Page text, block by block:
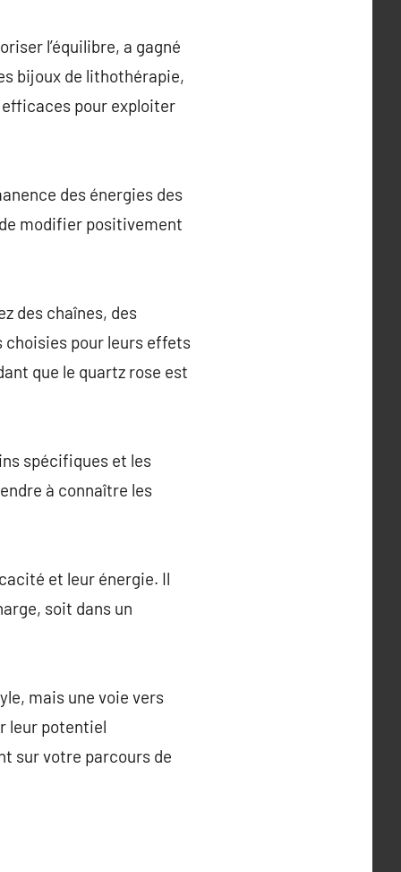
l’équilibre, a gagné
bijoux de lithothérapie,
pour exploiter
des énergies des
modifier positivement
des chaînes, des
choisies pour leurs effets
que le quartz rose est
spécifiques et les
à connaître les
et leur énergie. Il
soit dans un
mais une voie vers
leur potentiel
sur votre parcours de